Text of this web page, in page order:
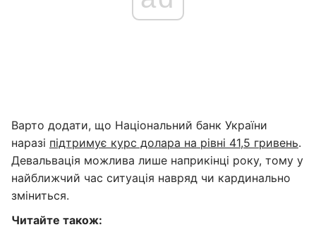
Варто додати, що Національний банк України
наразі підтримує курс долара на рівні 41,5 гривень.
Девальвація можлива лише наприкінці року, тому у
найближчий час ситуація навряд чи кардинально
зміниться.
Читайте також: